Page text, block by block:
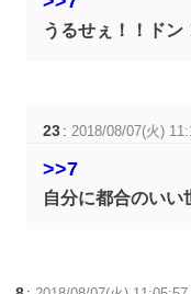
うるせぇ！！ドン
23 :2018/08/07(火)
>>7
自分に都合のいい